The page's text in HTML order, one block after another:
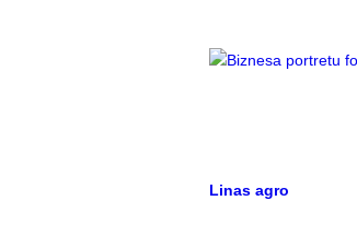
Linas agro